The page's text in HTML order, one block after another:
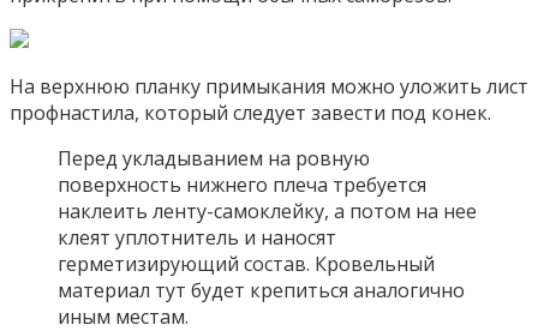
На верхнюю планку примыкания можно уложить лист
профнастила, который следует завести под конек.
Перед укладыванием на ровную
поверхность нижнего плеча требуется
наклеить ленту-самоклейку, а потом на нее
клеят уплотнитель и наносят
герметизирующий состав. Кровельный
материал тут будет крепиться аналогично
иным местам.